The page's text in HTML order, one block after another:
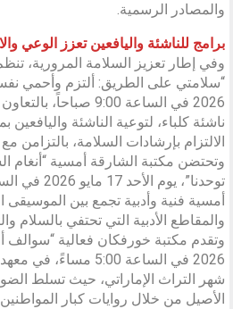
والمصادر الرسمية.
برامج للناشئة واليافعين تعزز الوعي
وفي إطار تعزيز السلامة المرورية،
2026 في الساعة 9:00
ناشئة كلباء، لتوعية الناشئة
الالتزام بإرشادات السلامة، بالتزامن
وتحتضن مكتبة الشارقة أمسية “أنغام
أمسية فنية وأدبية تجمع بين الموسيقى
والمقاطع الأدبية التي تحتفي بالسلام
2026 في الساعة 5:00
شهر التراث الإماراتي، حيث تسلط
الأصيل من خلال روايات كبار المواطنين